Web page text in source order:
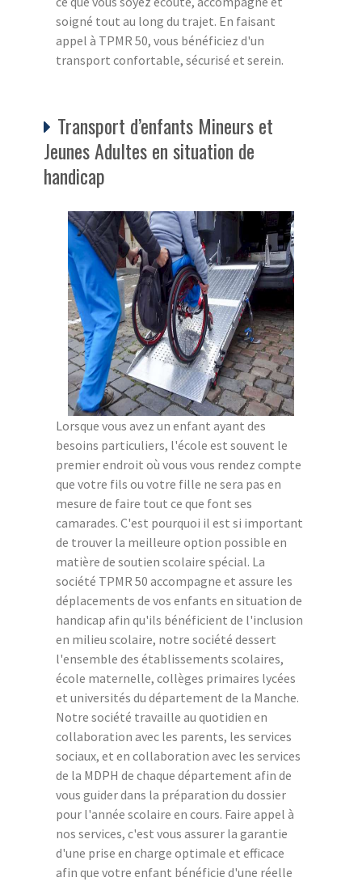
soigné tout au long du trajet. En faisant
appel à TPMR 50, vous bénéficiez d'un
transport confortable, sécurisé et serein.
Transport d’enfants Mineurs et
Jeunes Adultes en situation de
handicap
Lorsque vous avez un enfant ayant des
besoins particuliers, l'école est souvent le
premier endroit où vous vous rendez compte
que votre fils ou votre fille ne sera pas en
mesure de faire tout ce que font ses
camarades. C'est pourquoi il est si important
de trouver la meilleure option possible en
matière de soutien scolaire spécial. La
société TPMR 50 accompagne et assure les
déplacements de vos enfants en situation de
handicap afin qu'ils bénéficient de l'inclusion
en milieu scolaire, notre société dessert
l'ensemble des établissements scolaires,
école maternelle, collèges primaires lycées
et universités du département de la Manche.
Notre société travaille au quotidien en
collaboration avec les parents, les services
sociaux, et en collaboration avec les services
de la MDPH de chaque département afin de
vous guider dans la préparation du dossier
pour l'année scolaire en cours. Faire appel à
nos services, c'est vous assurer la garantie
d'une prise en charge optimale et efficace
afin que votre enfant bénéficie d'une réelle